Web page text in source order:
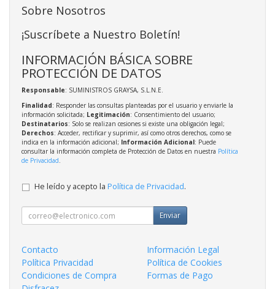
Sobre Nosotros
¡Suscríbete a Nuestro Boletín!
INFORMACIÓN BÁSICA SOBRE
PROTECCIÓN DE DATOS
Responsable: SUMINISTROS GRAYSA, S.L.N.E.
Finalidad: Responder las consultas planteadas por el usuario y enviarle la
información solicitada; Legitimación: Consentimiento del usuario;
Destinatarios: Solo se realizan cesiones si existe una obligación legal;
Derechos: Acceder, rectificar y suprimir, así como otros derechos, como se
indica en la información adicional; Información Adicional: Puede
consultar la información completa de Protección de Datos en nuestra Política
de Privacidad.
He leído y acepto la Política de Privacidad.
Enviar
Contacto
Información Legal
Política Privacidad
Política de Cookies
Condiciones de Compra
Formas de Pago